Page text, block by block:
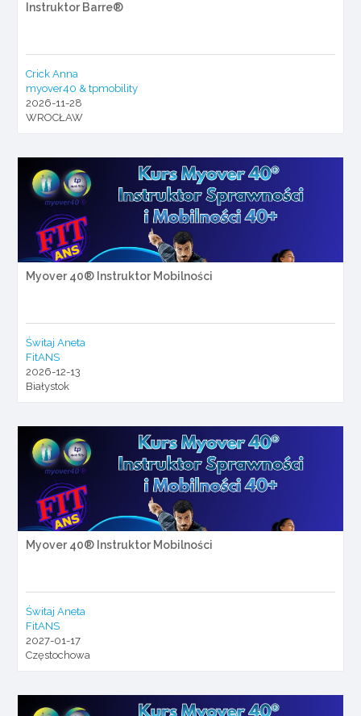
Instruktor Barre®
Crick Anna
myover40 & tpmobility
2026-11-28
WROCŁAW
Myover 40® Instruktor Mobilności
Świtaj Aneta
FitANS
2026-12-13
Białystok
Myover 40® Instruktor Mobilności
Świtaj Aneta
FitANS
2027-01-17
Częstochowa